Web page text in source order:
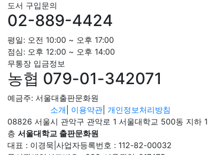
도서 구입문의
02-889-4424
평일: 오전 10:00 ~ 오후 17:00
점심: 오후 12:00 ~ 오후 14:00
무통장 입금정보
농협 079-01-342071
예금주: 서울대출판문화원
소개
이용약관 개인정보처리방침
08826 서울시 관악구 관악로 1 서울대학교 500동 지하 1
층 서울대학교 출판문화원
대표 : 이경묵 사업자등록번호 : 112-82-00032